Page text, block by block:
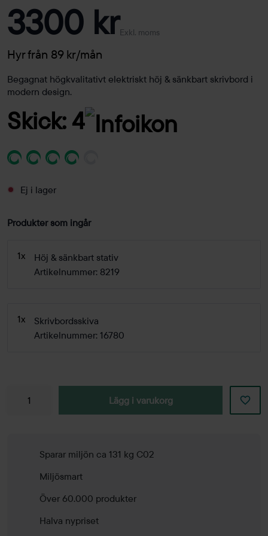
3300 krExkl. moms
Hyr från 89 kr/mån
Begagnat högkvalitativt elektriskt höj & sänkbart skrivbord i
modern design.
Skick: 4
Ej i lager
Produkter som ingår
1x
Höj & sänkbart stativ
Artikelnummer: 8219
1x
Skrivbordsskiva
Artikelnummer: 16780
Lägg i varukorg
Sparar miljön ca 131 kg C02
Miljösmart
Över 60.000 produkter
Halva nypriset